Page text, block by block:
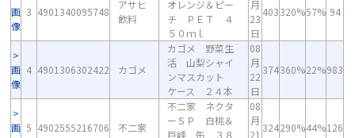
画
像
3 4901340095748
アサヒ
飲料
オレンジ＆ピー
チ ＰＥＴ ４
５０ｍｌ
月
23
日
403320%57% 94
画
像
4 4901306302422 カゴメ
カゴメ 野菜生
活 山梨シャイ
ンマスカット
ケース ２４本
08
月
22
日
374360%22%983
画 5 4902555216706 不二家
不二家 ネクタ
ーＳＰ 白桃＆
巨峰 缶 ３８
08
月
21
324290%44%126